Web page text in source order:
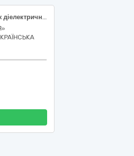
Захисне спорядження (Килимок діелектричний)